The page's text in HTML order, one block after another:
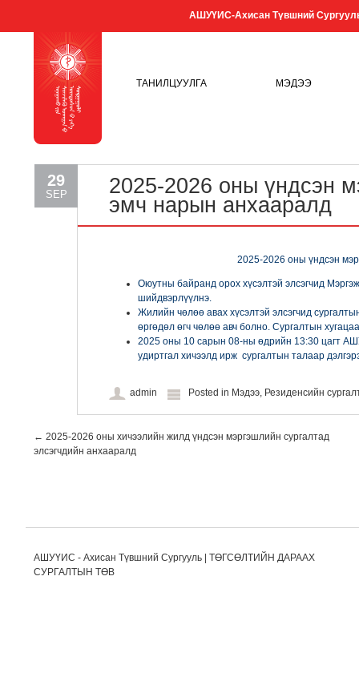
АШУҮИС-Ахисан Түвшний
ТАНИЛЦУУЛГА МЭДЭЭ
29
SEP
2025-2026 оны үндсэн
эмч нарын анхааралд
2025-2026 оны үндсэн
Оюутны байранд орох хүсэлтэй элсэгчид
шийдвэрлүүлнэ.
Жилийн чөлөө авах хүсэлтэй элсэгчид
өргөдөл өгч чөлөө авч болно. Сургалтын
2025 оны 10 сарын 08-ны өдрийн 13:30 цагт
удиртгал хичээлд ирж сургалтын талаар
admin Posted in Мэдээ, Резиденсийн
Post navigation
← 2025-2026 оны хичээлийн жилд үндсэн мэргэшлийн сургалтад
элсэгчдийн анхааралд
АШУҮИС - Ахисан Түвшний Сургууль | ТӨГСӨЛТИЙН ДАРААХ
СУРГАЛТЫН ТӨВ